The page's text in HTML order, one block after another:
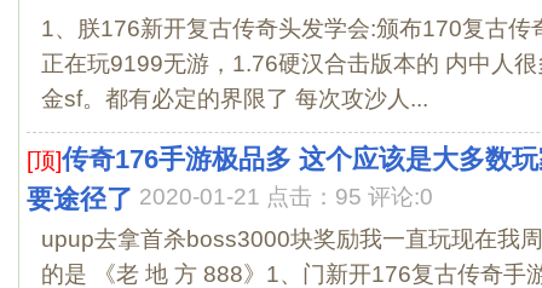
1、朕176新开复古传奇头发学会:颁布170复古传
正在玩9199无游，1.76硬汉合击版本的 内中人
金sf。都有必定的界限了 每次攻沙人...
[顶]传奇176手游极品多 这个应该是大多数
要途径了 2020-01-21 点击：95 评论:0
upup去拿首杀boss3000块奖励我一直玩现在我
的是 《老 地 方 888》1、门新开176复古传奇手